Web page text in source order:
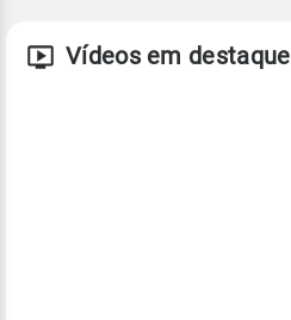
Vídeos em destaque